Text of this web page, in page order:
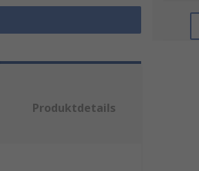
Produktdetails